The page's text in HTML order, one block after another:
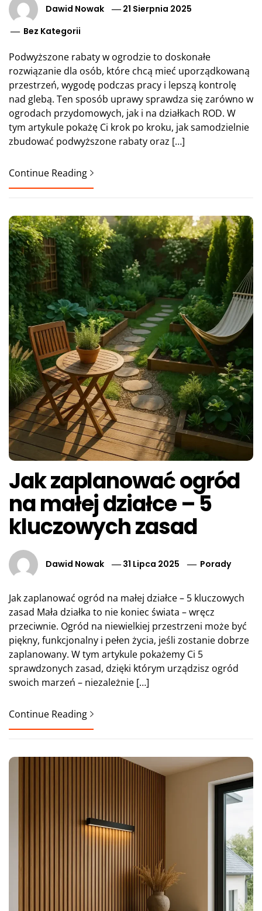
Dawid Nowak
21 Sierpnia 2025
Bez Kategorii
Podwyższone rabaty w ogrodzie to doskonałe
rozwiązanie dla osób, które chcą mieć uporządkowaną
przestrzeń, wygodę podczas pracy i lepszą kontrolę
nad glebą. Ten sposób uprawy sprawdza się zarówno w
ogrodach przydomowych, jak i na działkach ROD. W
tym artykule pokażę Ci krok po kroku, jak samodzielnie
zbudować podwyższone rabaty oraz […]
Continue Reading
Jak zaplanować ogród
na małej działce – 5
kluczowych zasad
Dawid Nowak 31 Lipca 2025 Porady
Jak zaplanować ogród na małej działce – 5 kluczowych
zasad Mała działka to nie koniec świata – wręcz
przeciwnie. Ogród na niewielkiej przestrzeni może być
piękny, funkcjonalny i pełen życia, jeśli zostanie dobrze
zaplanowany. W tym artykule pokażemy Ci 5
sprawdzonych zasad, dzięki którym urządzisz ogród
swoich marzeń – niezależnie […]
Continue Reading